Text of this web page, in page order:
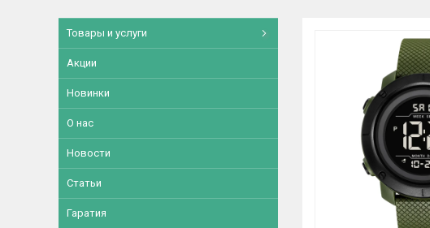
Товары и услуги
Акции
Новинки
О нас
Новости
Статьи
Гаратия